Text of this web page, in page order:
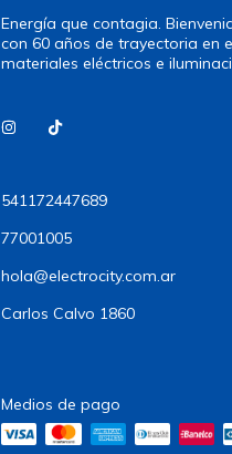
Energía que contagia.
con 60 años de trayectoria en
materiales eléctricos e
541172447689
77001005
hola@electrocity.com.ar
Carlos Calvo 1860
Medios de pago